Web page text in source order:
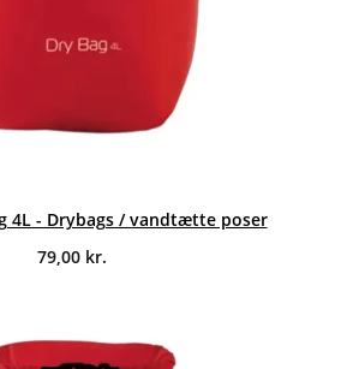
4L - Drybags / vandtætte poser
79,00 kr.